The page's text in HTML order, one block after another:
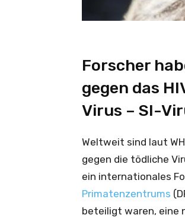
Forscher
gegen das
Virus – SI-
Weltweit sind laut
gegen die tödliche
ein internationales
Primatenzentrums
beteiligt waren, eine